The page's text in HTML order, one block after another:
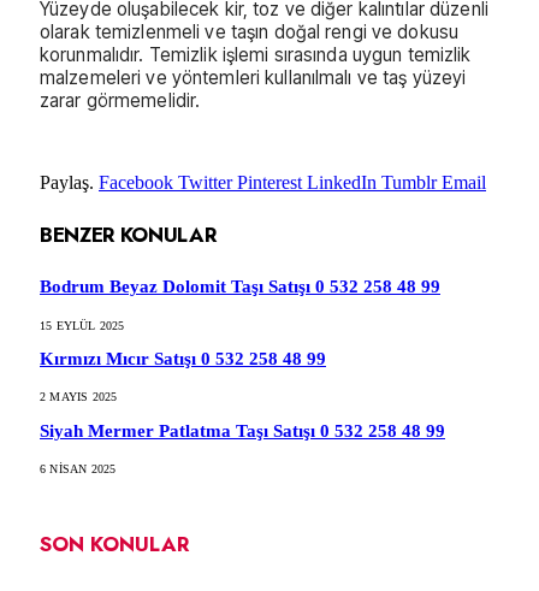
Yüzeyde oluşabilecek kir, toz ve diğer kalıntılar düzenli
olarak temizlenmeli ve taşın doğal rengi ve dokusu
korunmalıdır. Temizlik işlemi sırasında uygun temizlik
malzemeleri ve yöntemleri kullanılmalı ve taş yüzeyi
zarar görmemelidir.
Paylaş. Facebook Twitter Pinterest LinkedIn Tumblr Email
BENZER KONULAR
Bodrum Beyaz Dolomit Taşı Satışı 0 532 258 48 99
15 EYLÜL 2025
Kırmızı Mıcır Satışı 0 532 258 48 99
2 MAYIS 2025
Siyah Mermer Patlatma Taşı Satışı 0 532 258 48 99
6 NISAN 2025
SON KONULAR